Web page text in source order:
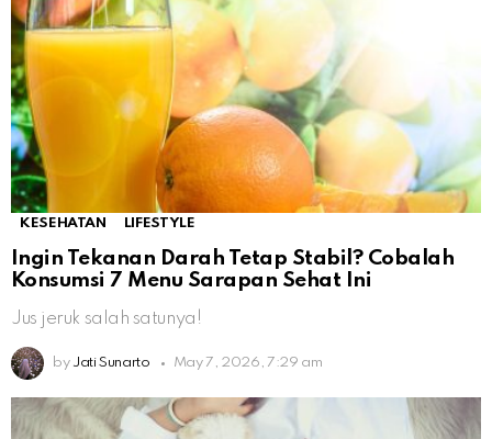
KESEHATAN LIFESTYLE
Ingin Tekanan Darah Tetap Stabil? Cobalah
Konsumsi 7 Menu Sarapan Sehat Ini
Jus jeruk salah satunya!
by Jati Sunarto May 7, 2026, 7:29 am